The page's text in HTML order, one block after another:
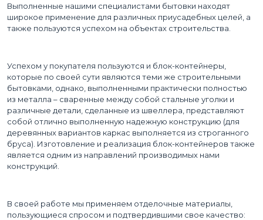
Выполненные нашими специалистами бытовки находят
широкое применение для различных приусадебных целей, а
также пользуются успехом на объектах строительства.
Успехом у покупателя пользуются и блок-контейнеры,
которые по своей сути являются теми же строительными
бытовками, однако, выполненными практически полностью
из металла – сваренные между собой стальные уголки и
различные детали, сделанные из швеллера, представляют
собой отлично выполненную надежную конструкцию (для
деревянных вариантов каркас выполняется из строганного
бруса). Изготовление и реализация блок-контейнеров также
является одним из направлений производимых нами
конструкций.
В своей работе мы применяем отделочные материалы,
пользующиеся спросом и подтвердившими свое качество: